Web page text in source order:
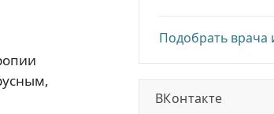
Подобрать врача
ВКонтакте